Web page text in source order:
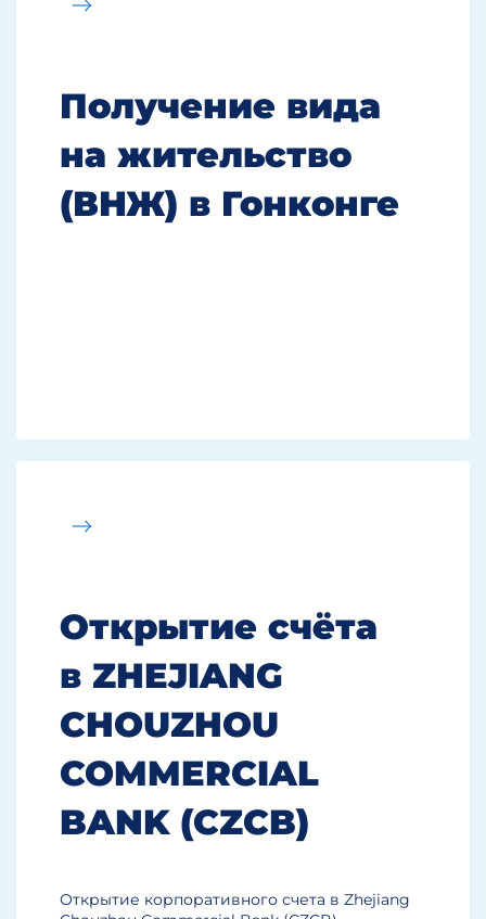
Получение вида
на жительство
(ВНЖ) в Гонконге
Открытие счёта
в ZHEJIANG
CHOUZHOU
COMMERCIAL
BANK (CZCB)
Открытие корпоративного счета в Zhejiang